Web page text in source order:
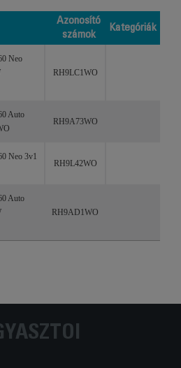
Azonosító
számok
Kategóriák
Neo
RH9LC1WO
Auto
RH9A73WO
Neo 3v1
RH9L42WO
Auto
RH9AD1WO